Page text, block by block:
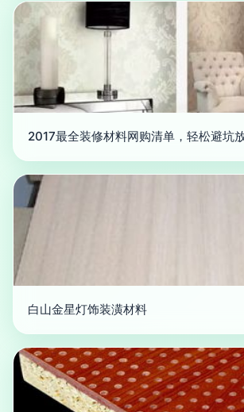
2017最全装修材料网购清单，轻松避坑
白山金星灯饰装潢材料